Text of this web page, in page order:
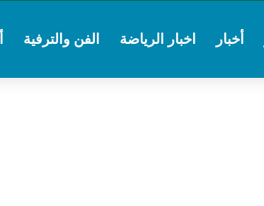
أخبار اخبار الرياضة الفن والترفية